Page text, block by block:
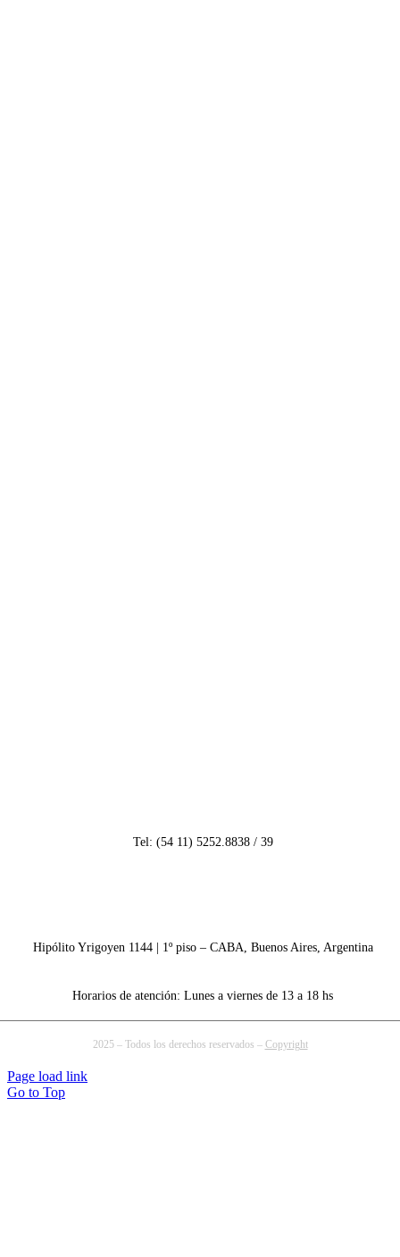
Tel: (54 11) 5252.8838 / 39
Hipólito Yrigoyen 1144 | 1º piso – CABA, Buenos Aires, Argentina
Horarios de atención: Lunes a viernes de 13 a 18 hs
2025 – Todos los derechos reservados – Copyright
Page load link
Go to Top